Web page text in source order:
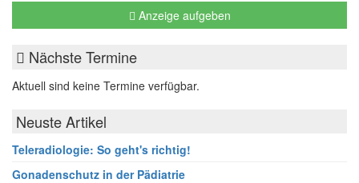
Anzeige aufgeben
Nächste Termine
Aktuell sind keine Termine verfügbar.
Neuste Artikel
Teleradiologie: So geht's richtig!
Gonadenschutz in der Pädiatrie